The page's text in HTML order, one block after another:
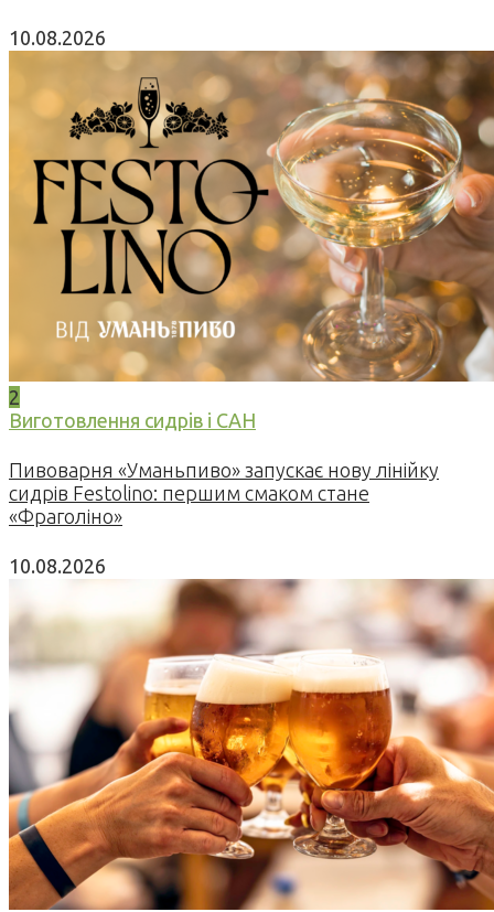
10.08.2026
2
Виготовлення сидрів і САН
Пивоварня «Уманьпиво» запускає нову лінійку
сидрів Festolino: першим смаком стане
«Фраголіно»
10.08.2026